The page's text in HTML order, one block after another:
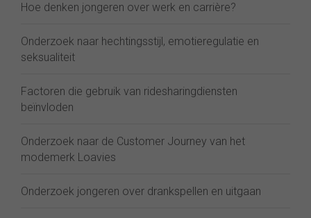
Hoe denken jongeren over werk en carrière?
Onderzoek naar hechtingsstijl, emotieregulatie en
seksualiteit
Factoren die gebruik van ridesharingdiensten
beïnvloden
Onderzoek naar de Customer Journey van het
modemerk Loavies
Onderzoek jongeren over drankspellen en uitgaan